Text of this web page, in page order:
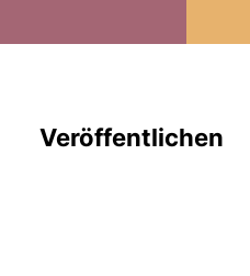
Veröffentlichen